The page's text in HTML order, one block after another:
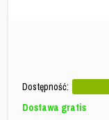
Dostępność:
Dostawa gratis